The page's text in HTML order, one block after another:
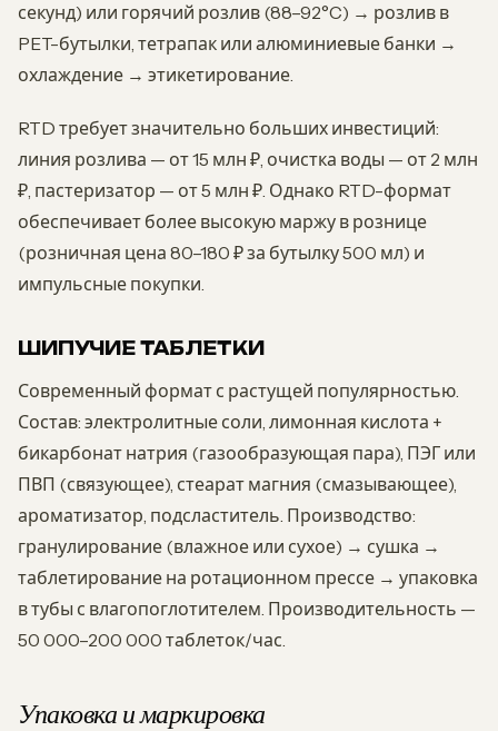
секунд) или горячий розлив (88–92°C) → розлив в
PET-бутылки, тетрапак или алюминиевые банки →
охлаждение → этикетирование.
RTD требует значительно больших инвестиций:
линия розлива — от 15 млн ₽, очистка воды — от 2 млн
₽, пастеризатор — от 5 млн ₽. Однако RTD-формат
обеспечивает более высокую маржу в рознице
(розничная цена 80–180 ₽ за бутылку 500 мл) и
импульсные покупки.
ШИПУЧИЕ ТАБЛЕТКИ
Современный формат с растущей популярностью.
Состав: электролитные соли, лимонная кислота +
бикарбонат натрия (газообразующая пара), ПЭГ или
ПВП (связующее), стеарат магния (смазывающее),
ароматизатор, подсластитель. Производство:
гранулирование (влажное или сухое) → сушка →
таблетирование на ротационном прессе → упаковка
в тубы с влагопоглотителем. Производительность —
50 000–200 000 таблеток/час.
Упаковка и маркировка